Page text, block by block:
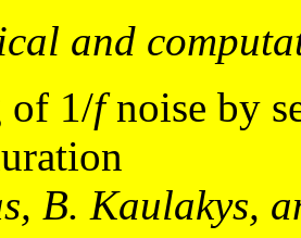
and
of 1/fnoise by
B. Kaulakys,